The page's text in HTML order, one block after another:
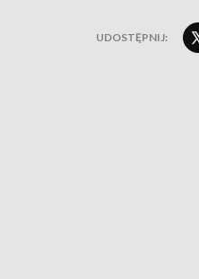
UDOSTĘPNIJ: